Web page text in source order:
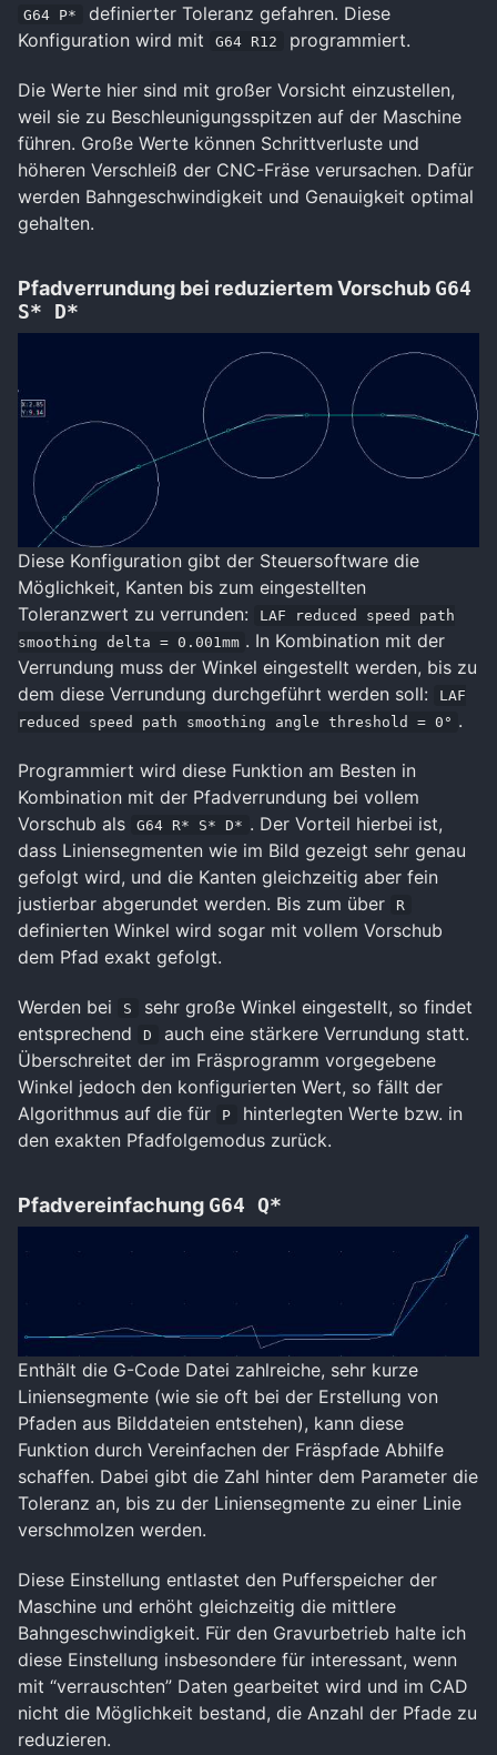
G64 P*
definierter Toleranz gefahren. Diese
Konfiguration wird mit
G64 R12 programmiert.
Die Werte hier sind mit großer Vorsicht einzustellen,
weil sie zu Beschleunigungsspitzen auf der Maschine
führen. Große Werte können Schrittverluste und
höheren Verschleiß der CNC-Fräse verursachen. Dafür
werden Bahngeschwindigkeit und Genauigkeit optimal
gehalten.
Pfadverrundung bei reduziertem Vorschub G64
S* D*
Diese Konfiguration gibt der Steuersoftware die
Möglichkeit, Kanten bis zum eingestellten
Toleranzwert zu verrunden:
LAF reduced speed path
smoothing delta = 0.001mm . In Kombination mit der
Verrundung muss der Winkel eingestellt werden, bis zu
dem diese Verrundung durchgeführt werden soll:
LAF
reduced speed path smoothing angle threshold = 0° .
Programmiert wird diese Funktion am Besten in
Kombination mit der Pfadverrundung bei vollem
Vorschub als
G64 R* S* D* . Der Vorteil hierbei ist,
dass Liniensegmenten wie im Bild gezeigt sehr genau
gefolgt wird, und die Kanten gleichzeitig aber fein
justierbar abgerundet werden. Bis zum über
R
definierten Winkel wird sogar mit vollem Vorschub
dem Pfad exakt gefolgt.
Werden bei S
sehr große Winkel eingestellt, so findet
entsprechend
D
auch eine stärkere Verrundung statt.
Überschreitet der im Fräsprogramm vorgegebene
Winkel jedoch den konfigurierten Wert, so fällt der
Algorithmus auf die für
P
hinterlegten Werte bzw. in
den exakten Pfadfolgemodus zurück.
Pfadvereinfachung G64 Q*
Enthält die G-Code Datei zahlreiche, sehr kurze
Liniensegmente (wie sie oft bei der Erstellung von
Pfaden aus Bilddateien entstehen), kann diese
Funktion durch Vereinfachen der Fräspfade Abhilfe
schaffen. Dabei gibt die Zahl hinter dem Parameter die
Toleranz an, bis zu der Liniensegmente zu einer Linie
verschmolzen werden.
Diese Einstellung entlastet den Pufferspeicher der
Maschine und erhöht gleichzeitig die mittlere
Bahngeschwindigkeit. Für den Gravurbetrieb halte ich
diese Einstellung insbesondere für interessant, wenn
mit “verrauschten” Daten gearbeitet wird und im CAD
nicht die Möglichkeit bestand, die Anzahl der Pfade zu
reduzieren.